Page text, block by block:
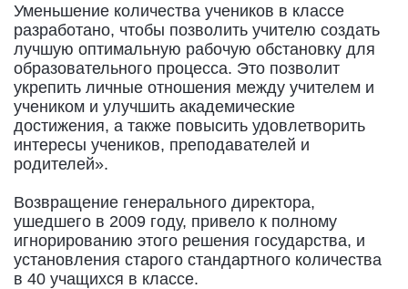
Уменьшение количества учеников в классе
разработано, чтобы позволить учителю создать
лучшую оптимальную рабочую обстановку для
образовательного процесса. Это позволит
укрепить личные отношения между учителем и
учеником и улучшить академические
достижения, а также повысить удовлетворить
интересы учеников, преподавателей и
родителей».
Возвращение генерального директора,
ушедшего в 2009 году, привело к полному
игнорированию этого решения государства, и
установления старого стандартного количества
в 40 учащихся в классе.